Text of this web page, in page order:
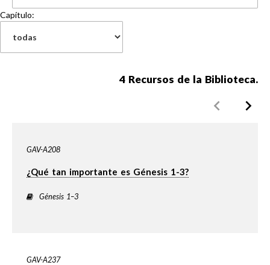
Capítulo:
4 Recursos de la Biblioteca.
GAV-A208
¿Qué tan importante es Génesis 1-3?
Génesis 1–3
GAV-A237